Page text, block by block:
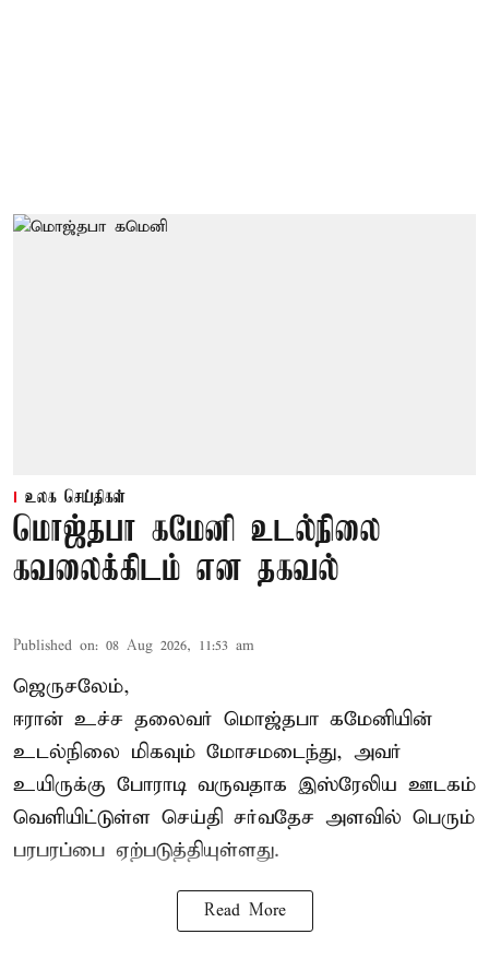
உலக செய்திகள்
மொஜ்தபா கமேனி உடல்நிலை
கவலைக்கிடம் என தகவல்
Published on: 08 Aug 2026, 11:53 am
ஜெருசலேம்,
ஈரான் உச்ச தலைவர் மொஜ்தபா கமேனியின்
உடல்நிலை மிகவும் மோசமடைந்து, அவர்
உயிருக்கு போராடி வருவதாக இஸ்ரேலிய ஊடகம்
வெளியிட்டுள்ள செய்தி சர்வதேச அளவில் பெரும்
பரபரப்பை ஏற்படுத்தியுள்ளது.
Read More